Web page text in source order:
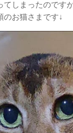
てしまったのです
のお猫さまです↓